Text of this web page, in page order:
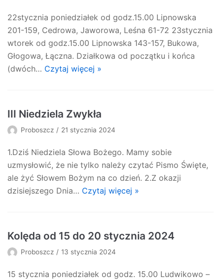
22stycznia poniedziałek od godz.15.00 Lipnowska
201-159, Cedrowa, Jaworowa, Leśna 61-72 23stycznia
wtorek od godz.15.00 Lipnowska 143-157, Bukowa,
Głogowa, Łączna. Działkowa od początku i końca
(dwóch… Czytaj więcej »
III Niedziela Zwykła
Proboszcz 21 stycznia 2024
1.Dziś Niedziela Słowa Bożego. Mamy sobie
uzmysłowić, że nie tylko należy czytać Pismo Święte,
ale żyć Słowem Bożym na co dzień. 2.Z okazji
dzisiejszego Dnia… Czytaj więcej »
Kolęda od 15 do 20 stycznia 2024
Proboszcz 13 stycznia 2024
15 stycznia poniedziałek od godz. 15.00 Ludwikowo –